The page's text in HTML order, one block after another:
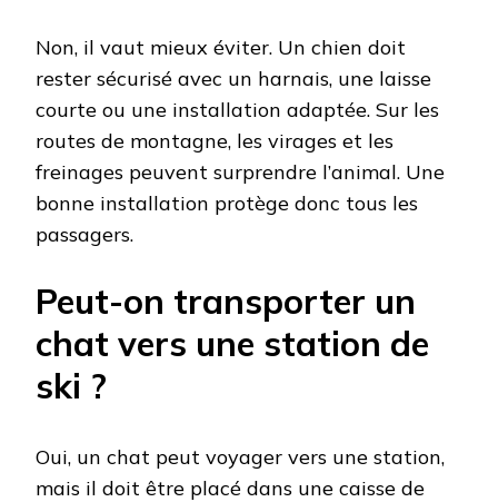
Non, il vaut mieux éviter. Un chien doit
rester sécurisé avec un harnais, une laisse
courte ou une installation adaptée. Sur les
routes de montagne, les virages et les
freinages peuvent surprendre l’animal. Une
bonne installation protège donc tous les
passagers.
Peut-on transporter un
chat vers une station de
ski ?
Oui, un chat peut voyager vers une station,
mais il doit être placé dans une caisse de